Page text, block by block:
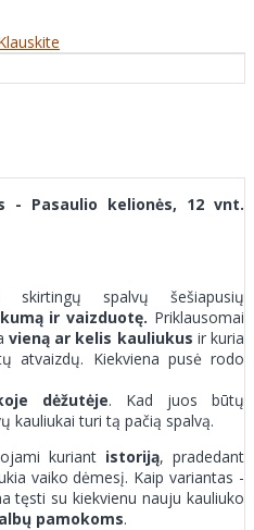
- Pasaulio kelionės, 12 vnt.
spalvų šešiapusių
ir vaizduotę. Priklausomai
vieną ar kelis kauliukus ir kuria
atvaizdų. Kiekviena pusė rodo
dėžutėje. Kad juos būtų
kauliukai turi tą pačią spalvą.
kuriant istoriją, pradedant
vaiko dėmesį. Kaip variantas -
tęsti su kiekvienu nauju kauliuko
pamokoms.